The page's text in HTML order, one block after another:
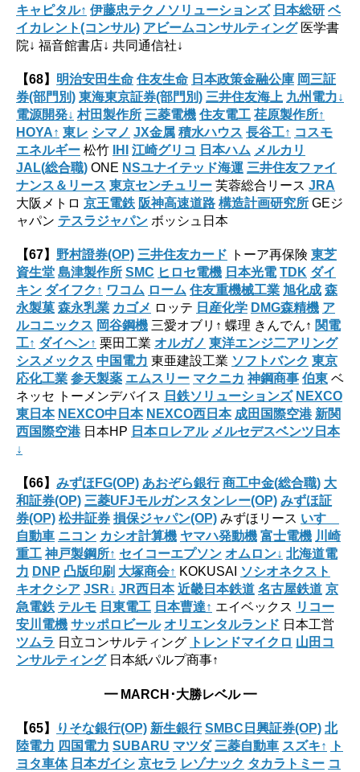
キャピタル↑ 伊藤忠テクノソリューションズ 日本総研 ベ
イカレント(コンサル) アビームコンサルティング医学書
院↓ 福音館書店↓ 共同通信社↓
【68】 明治安田生命 住友生命 日本政策金融公庫 岡三証
券(部門別) 東海東京証券(部門別) 三井住友海上 九州電力↓
電源開発↓ 村田製作所 三菱電機 住友電工 荏原製作所↑
HOYA↑ 東レ シマノ JX金属 積水ハウス 長谷工↑ コスモ
エネルギー 松竹 IHI 江崎グリコ 日本ハム メルカリ
JAL(総合職) ONE NSユナイテッド海運 三井住友ファイ
ナンス＆リース 東京センチュリー 芙蓉総合リース JRA
大阪メトロ 京王電鉄 阪神高速道路 構造計画研究所 GEジ
ャパン テスラジャパン ボッシュ日本
【67】 野村證券(OP) 三井住友カード トーア再保険 東芝
資生堂 島津製作所 SMC ヒロセ電機 日本光電 TDK ダイ
キン ダイフク↑ ワコム ローム 住友重機械工業 旭化成 森
永製菓 森永乳業 カゴメ ロッテ 日産化学 DMG森精機 ア
ルコニックス 岡谷鋼機 三愛オブリ↑ 蝶理 きんでん↑ 関電
工↑ ダイヘン↑ 栗田工業 オルガノ 東洋エンジ二アリング
シスメックス 中国電力 東亜建設工業 ソフトバンク 東京
応化工業 参天製薬 エムスリー マクニカ 神鋼商事 伯東 ベ
ネッセ トーメンデバイス 日鉄ソリューションズ NEXCO
東日本 NEXCO中日本 NEXCO西日本 成田国際空港 新関
西国際空港日本HP 日本ロレアル メルセデスベンツ日本
↓
【66】 みずほFG(OP) あおぞら銀行 商工中金(総合職) 大
和証券(OP) 三菱UFJモルガンスタンレー(OP) みずほ証
券(OP) 松井証券 損保ジャパン(OP) みずほリース いすゞ
自動車 ニコン カシオ計算機 ヤマハ発動機 富士電機 川崎
重工 神戸製鋼所↑ セイコーエプソン オムロン↓ 北海道電
力 DNP 凸版印刷 大塚商会↑ KOKUSAI ソシオネクスト
キオクシア JSR↓ JR西日本 近畿日本鉄道 名古屋鉄道 京
急電鉄 テルモ 日東電工 日本曹達↑ エイベックス リコー
安川電機 サッポロビール オリエンタルランド 日本工営
ツムラ 日立コンサルティング トレンドマイクロ 山田コ
ンサルティング日本紙パルプ商事↑
━ MARCH･大勝レベル ━
【65】 りそな銀行(OP) 新生銀行 SMBC日興証券(OP) 北
陸電力 四国電力 SUBARU マツダ 三菱自動車 スズキ↑
ト
ヨタ車体 日本ガイシ 京セラ レゾナック タカラトミー コ